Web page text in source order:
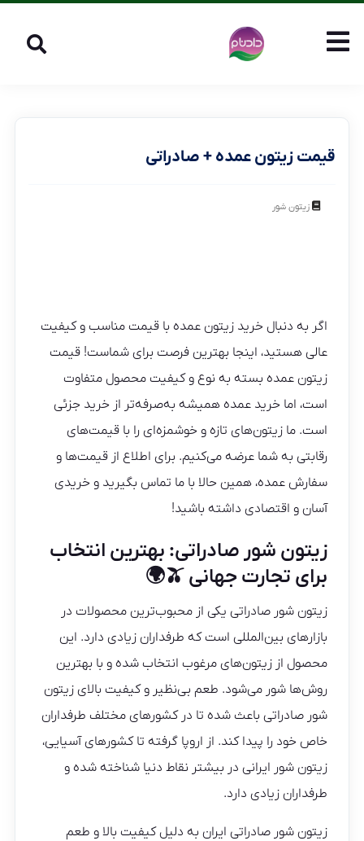
قیمت زیتون عمده + صادراتی
زیتون شور
اگر به دنبال خرید زیتون عمده با قیمت مناسب و کیفیت
عالی هستید، اینجا بهترین فرصت برای شماست! قیمت
زیتون عمده بسته به نوع و کیفیت محصول متفاوت
است، اما خرید عمده همیشه به‌صرفه‌تر از خرید جزئی
است. ما زیتون‌های تازه و خوشمزه‌ای را با قیمت‌های
رقابتی به شما عرضه می‌کنیم. برای اطلاع از قیمت‌ها و
سفارش عمده، همین حالا با ما تماس بگیرید و خریدی
آسان و اقتصادی داشته باشید!
زیتون شور صادراتی: بهترین انتخاب
برای تجارت جهانی 🫒🌍
زیتون شور صادراتی یکی از محبوب‌ترین محصولات در
بازارهای بین‌المللی است که طرفداران زیادی دارد. این
محصول از زیتون‌های مرغوب انتخاب شده و با بهترین
روش‌ها شور می‌شود. طعم بی‌نظیر و کیفیت بالای زیتون
شور صادراتی باعث شده تا در کشورهای مختلف طرفداران
خاص خود را پیدا کند. از اروپا گرفته تا کشورهای آسیایی،
زیتون شور ایرانی در بیشتر نقاط دنیا شناخته شده و
طرفداران زیادی دارد.
زیتون شور صادراتی ایران به دلیل کیفیت بالا و طعم